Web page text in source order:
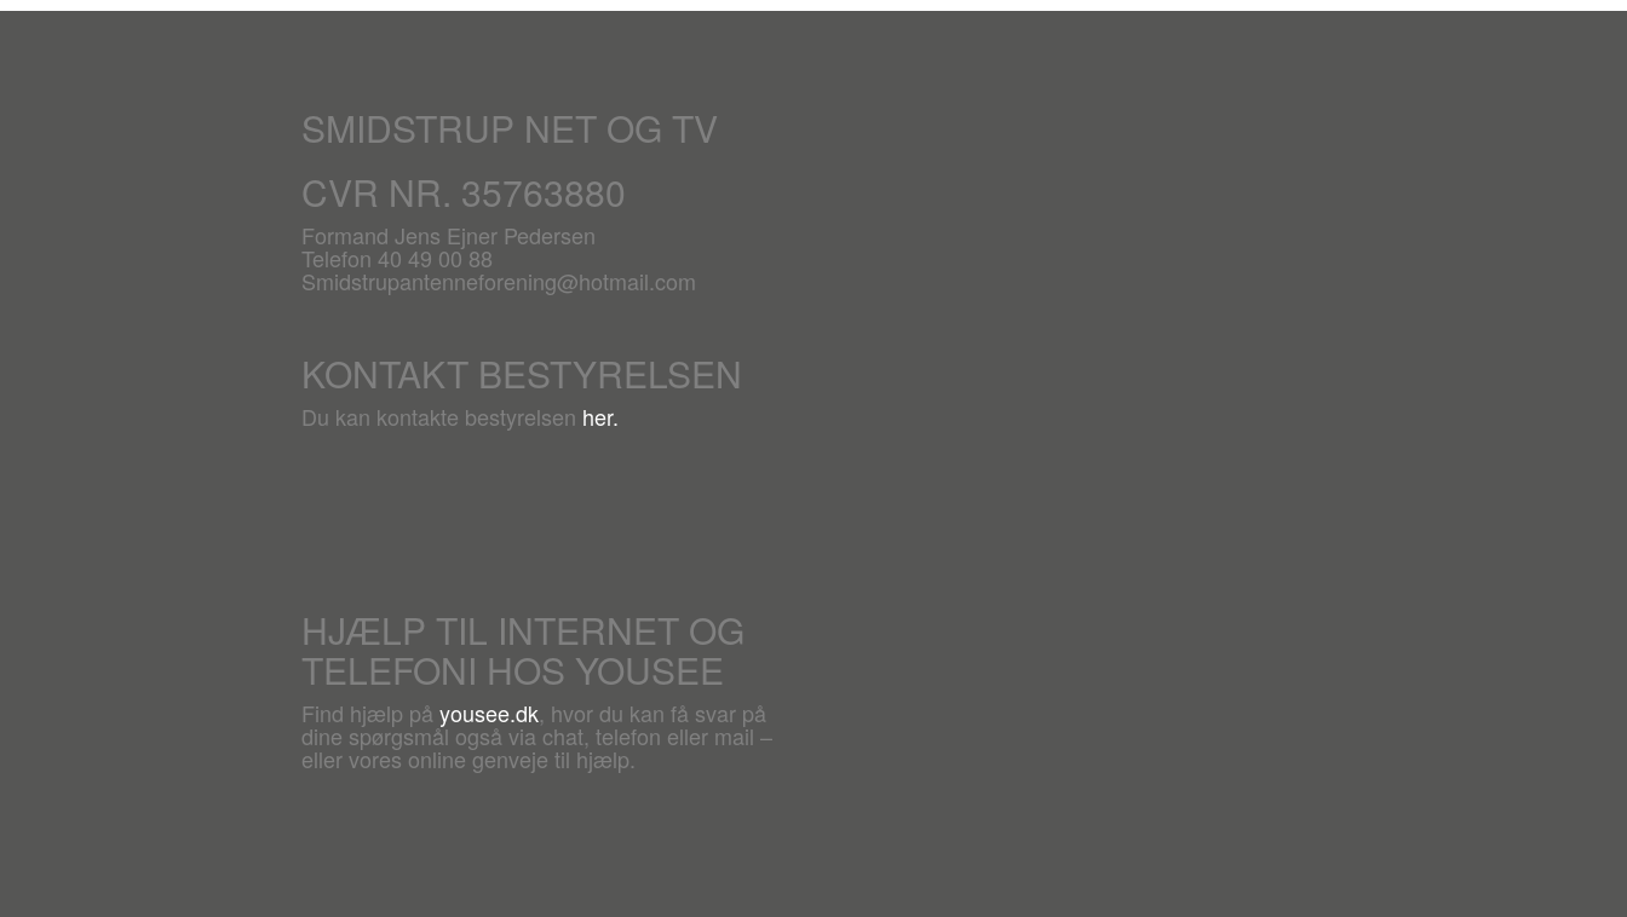
SMIDSTRUP NET OG TV
CVR NR. 35763880
Formand Jens Ejner Pedersen
Telefon 40 49 00 88
Smidstrupantenneforening@hotmail.com
KONTAKT BESTYRELSEN
Du kan kontakte bestyrelsen her.
HJÆLP TIL INTERNET OG
TELEFONI HOS YOUSEE
Find hjælp på yousee.dk, hvor du kan få svar på
dine spørgsmål også via chat, telefon eller mail –
eller vores online genveje til hjælp.